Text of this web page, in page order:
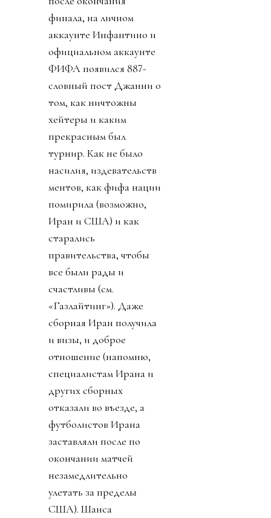
финала, на личном
аккаунте Инфантино и
официальном аккаунте
ФИФА появился 887-
словный пост Джанни о
том, как ничтожны
хейтеры и каким
прекрасным был
турнир. Как не было
насилия, издевательств
ментов, как фифа нации
помирила (возможно,
Иран и США) и как
старались
правительства, чтобы
все были рады и
счастливы (см.
«Газлайтинг»). Даже
сборная Иран получила
и визы, и доброе
отношение (напомню,
специалистам Ирана и
других сборных
отказали во въезде, а
футболистов Ирана
заставляли после по
окончании матчей
незамедлительно
улетать за пределы
США). Шанса